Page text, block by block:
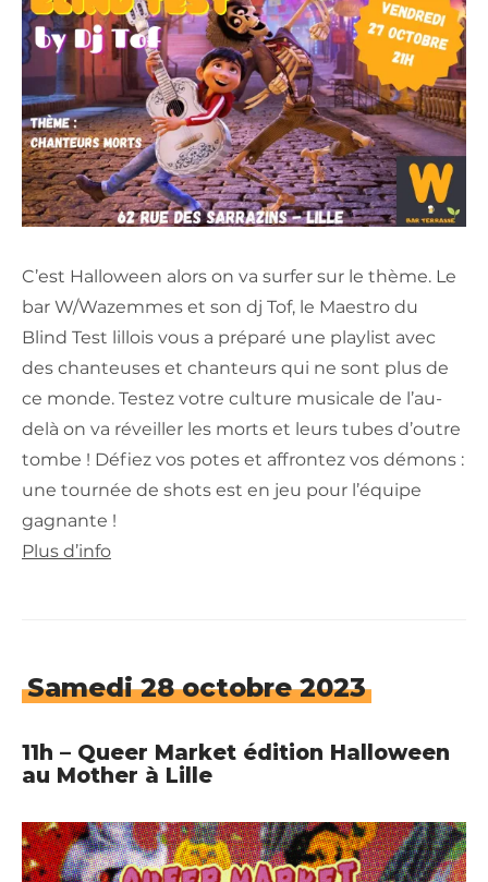
C’est Halloween alors on va surfer sur le thème. Le
bar W/Wazemmes et son dj Tof, le Maestro du
Blind Test lillois vous a préparé une playlist avec
des chanteuses et chanteurs qui ne sont plus de
ce monde. Testez votre culture musicale de l’au-
delà on va réveiller les morts et leurs tubes d’outre
tombe ! Défiez vos potes et affrontez vos démons :
une tournée de shots est en jeu pour l’équipe
gagnante !
Plus d’info
Samedi 28 octobre 2023
11h – Queer Market édition Halloween
au Mother à Lille